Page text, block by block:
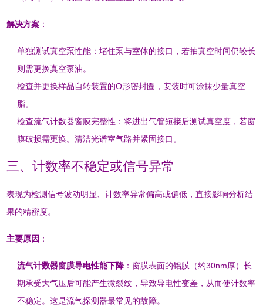
解决方案 ：
单独测试真空泵性能：堵住泵与室体的接口，若抽真空时间仍较长
则需更换真空泵油。
检查并更换样品自转装置的O形密封圈，安装时可涂抹少量真空
脂。
检查流气计数器窗膜完整性：将进出气管短接后测试真空度，若窗
膜破损需更换。清洁光谱室气路并紧固接口 。
三、计数率不稳定或信号异常
表现为检测信号波动明显、计数率异常偏高或偏低，直接影响分析结
果的精密度。
主要原因 ：
流气计数器窗膜导电性能下降 ：窗膜表面的铝膜（约30nm厚）长
期承受大气压后可能产生微裂纹，导致导电性变差，从而使计数率
不稳定。这是流气探测器最常见的故障。